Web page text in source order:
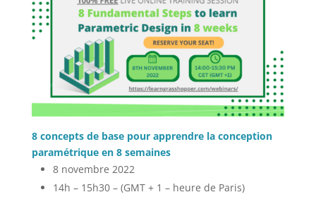
8 concepts de base pour apprendre la conception
paramétrique en 8 semaines
8 novembre 2022
14h – 15h30 – (GMT + 1 – heure de Paris)